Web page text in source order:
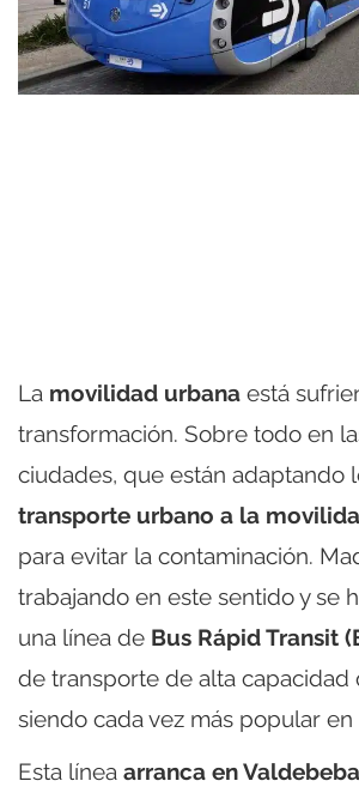
La movilidad urbana está
transformación. Sobre todo en
ciudades, que están adaptando
transporte urbano a la
para evitar la contaminación.
trabajando en este sentido y se
una línea de Bus Rápid Transit
de transporte de alta capacidad
siendo cada vez más popular en
Esta línea arranca en